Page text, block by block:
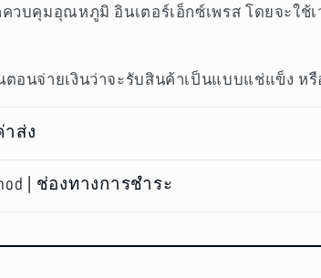
วบคุมอุณหภูมิ อินเตอร์เอ็กซ์เพรส โดยจะใช้เ
ตอนจ่ายเงินว่าจะรับสินค้าเป็นแบบแช่แข็ง หรื
าส่ง
| ช่องทางการชำระ